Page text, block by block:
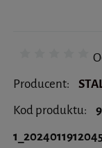
Producent:
Kod produktu: